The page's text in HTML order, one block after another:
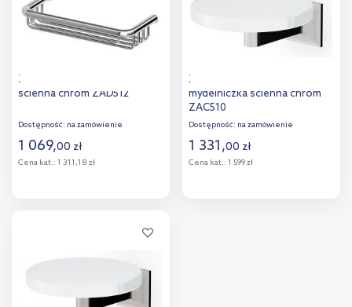
Zucchetti Brim mydelniczka
ścienna chrom ZAD512
Dostępność: na zamówienie
1 069,00 zł
Cena kat.: 1 311,18 zł
porównania
Zucchetti Bellagio
mydelniczka ścienna chrom
ZAC510
Dostępność: na zamówienie
1 331,00 zł
Cena kat.: 1 599 zł